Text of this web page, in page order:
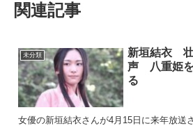
関連記事
未分類
新垣結衣
声 八重姫を
る
女優の新垣結衣さんが4月15日に来年放送